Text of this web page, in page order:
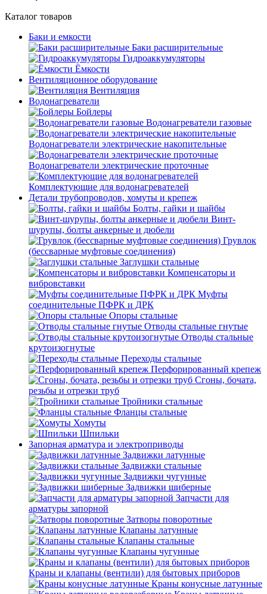
Каталог товаров
Баки и емкости
Баки расширительные
Гидроаккумуляторы
Ёмкости
Вентиляционное оборудование
Вентиляция
Водонагреватели
Бойлеры
Водонагреватели газовые
Водонагреватели электрические накопительные
Водонагреватели электрические проточные
Комплектующие для водонагревателей
Детали трубопроводов, хомуты и крепеж
Болты, гайки и шайбы
Винт-
шурупы, болты анкерные и дюбели
Грувлок
(бессварные муфтовые соединения)
Заглушки стальные
Компенсаторы и
вибровставки
Муфты
соединительные ПФРК и ДРК
Опоры стальные
Отводы стальные гнутые
Отводы стальные
крутоизогнутые
Переходы стальные
Перфорированный крепеж
Сгоны, бочата,
резьбы и отрезки труб
Тройники стальные
Фланцы стальные
Хомуты
Шпильки
Запорная арматура и электроприводы
Задвижки латунные
Задвижки стальные
Задвижки чугунные
Задвижки шиберные
Запчасти для
арматуры запорной
Затворы поворотные
Клапаны латунные
Клапаны стальные
Клапаны чугунные
Краны и клапаны (вентили) для бытовых приборов
Краны конусные латунные